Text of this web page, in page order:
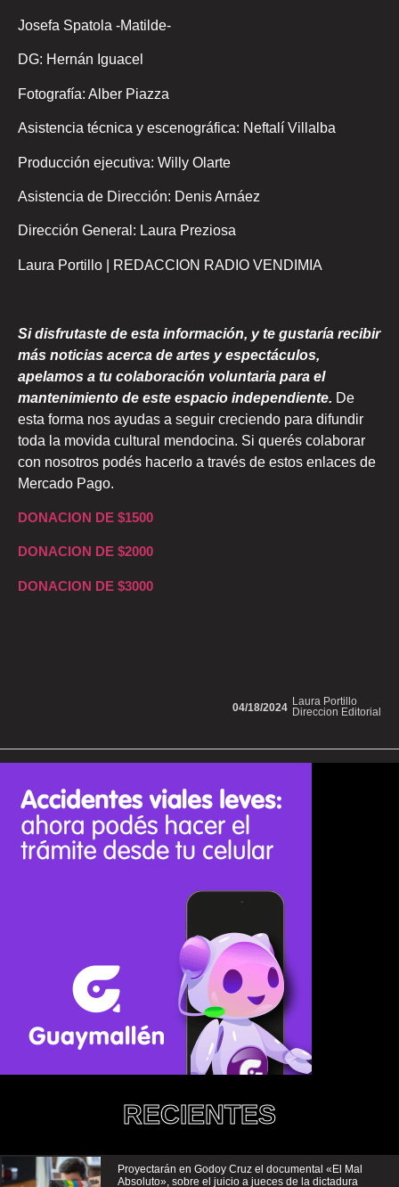
Josefa Spatola -Matilde-
DG: Hernán Iguacel
Fotografía: Alber Piazza
Asistencia técnica y escenográfica: Neftalí Villalba
Producción ejecutiva: Willy Olarte
Asistencia de Dirección: Denis Arnáez
Dirección General: Laura Preziosa
Laura Portillo | REDACCION RADIO VENDIMIA
Si disfrutaste de esta información, y te gustaría recibir
más noticias acerca de artes y espectáculos,
apelamos a tu colaboración voluntaria para el
mantenimiento de este espacio independiente. De
esta forma nos ayudas a seguir creciendo para difundir
toda la movida cultural mendocina. Si querés colaborar
con nosotros podés hacerlo a través de estos enlaces de
Mercado Pago.
DONACION DE $1500
DONACION DE $2000
DONACION DE $3000
Laura Portillo
Direccion Editorial
04/18/2024
RECIENTES
Proyectarán en Godoy Cruz el documental «El Mal
Absoluto», sobre el juicio a jueces de la dictadura